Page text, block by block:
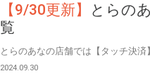
【9/30更新】
とらの
覧
2024.09.30